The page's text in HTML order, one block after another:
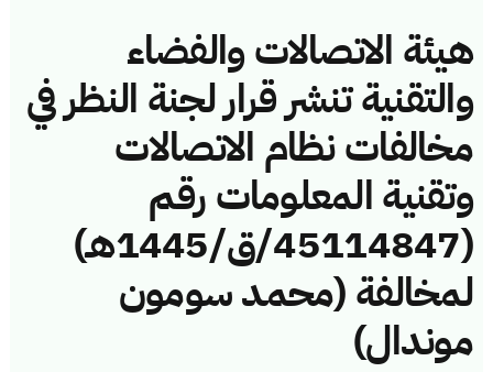
هيئة الاتصالات والفضاء
والتقنية تنشر قرار لجنة النظر في
مخالفات نظام الاتصالات
وتقنية المعلومات رقم
(45114847/ق/1445هـ)
لمخالفة (محمد سومون
موندال)